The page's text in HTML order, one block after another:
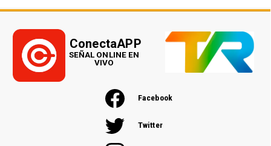
Facebook
Twitter
ConectaAPP
SEÑAL ONLINE EN
VIVO